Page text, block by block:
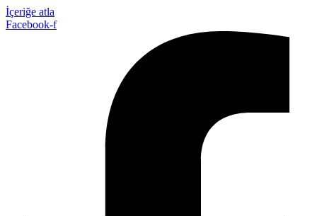
İçeriğe atla
Facebook-f